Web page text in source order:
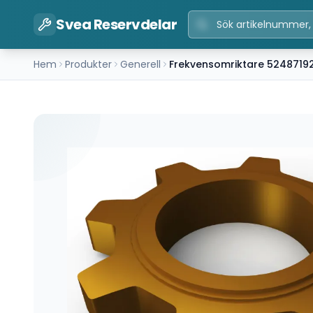
Svea Reservdelar
Hem Produkter Generell Frekvensomriktare